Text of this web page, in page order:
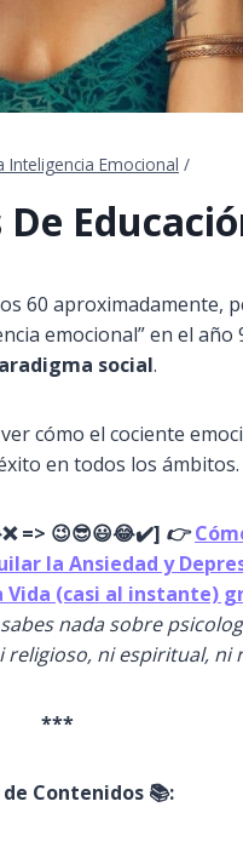
Inteligencia Emocional /
60 aproximadamente,
emocional” en el año
social.
cómo el cociente
en todos los ámbitos.
❌ => 😉😎😃😂✔️] 👉
la Ansiedad y
(casi al instante)
nada sobre
ni espiritual, ni
***
Contenidos 📚: